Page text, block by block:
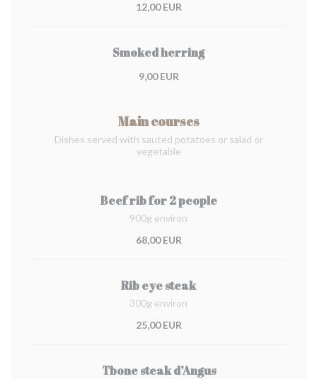
12,00 EUR
Smoked herring
9,00 EUR
Main courses
Dishes served with sauted potatoes or salad or
vegetable
Beef rib for 2 people
900g environ
68,00 EUR
Rib eye steak
300g environ
25,00 EUR
Tbone steak d’Angus